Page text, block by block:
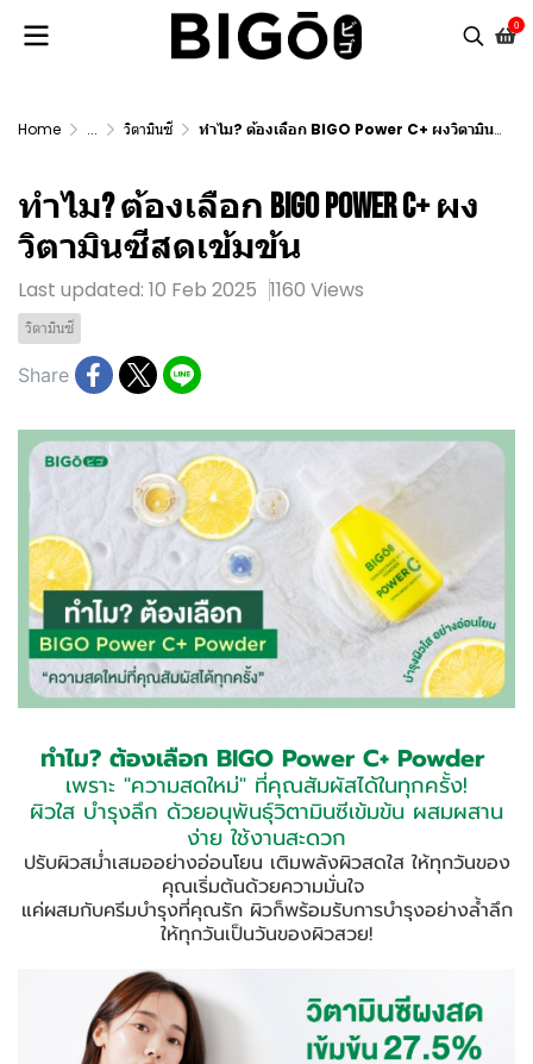
0
Home ... วิตามินซี ทำไม? ต้องเลือก BIGO Power C+ ผงวิตามินซีสดเข้มข้น
ทำไม? ต้องเลือก BIGO Power C+ ผง
วิตามินซีสดเข้มข้น
Last updated: 10 Feb 2025 1160 Views
วิตามินซี
Share
ทำไม? ต้องเลือก BIGO Power C+ Powder
เพราะ "ความสดใหม่" ที่คุณสัมผัสได้ในทุกครั้ง!
ผิวใส บำรุงลึก ด้วยอนุพันธุ์วิตามินซีเข้มข้น ผสมผสาน
ง่าย ใช้งานสะดวก
ปรับผิวสม่ำเสมออย่างอ่อนโยน เติมพลังผิวสดใส ให้ทุกวันของ
คุณเริ่มต้นด้วยความมั่นใจ ‍️
แค่ผสมกับครีมบำรุงที่คุณรัก ผิวก็พร้อมรับการบำรุงอย่างล้ำลึก
ให้ทุกวันเป็นวันของผิวสวย!